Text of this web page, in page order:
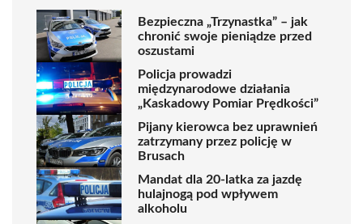
Bezpieczna „Trzynastka” – jak
chronić swoje pieniądze przed
oszustami
Policja prowadzi
międzynarodowe działania
„Kaskadowy Pomiar Prędkości”
Pijany kierowca bez uprawnień
zatrzymany przez policję w
Brusach
Mandat dla 20-latka za jazdę
hulajnogą pod wpływem
alkoholu